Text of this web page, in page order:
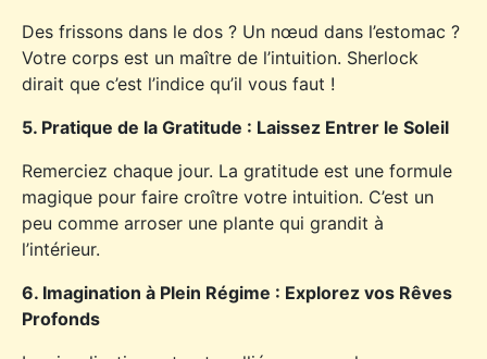
Des frissons dans le dos ? Un nœud dans l’estomac ?
Votre corps est un maître de l’intuition. Sherlock
dirait que c’est l’indice qu’il vous faut !
5. Pratique de la Gratitude : Laissez Entrer le Soleil
Remerciez chaque jour. La gratitude est une formule
magique pour faire croître votre intuition. C’est un
peu comme arroser une plante qui grandit à
l’intérieur.
6. Imagination à Plein Régime : Explorez vos Rêves
Profonds